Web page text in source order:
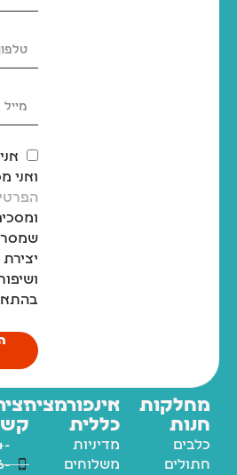
ואני
מחלקות
חנות
כלבים
חתולים
אינפורמציה
כללית
מדיניות
משלוחים